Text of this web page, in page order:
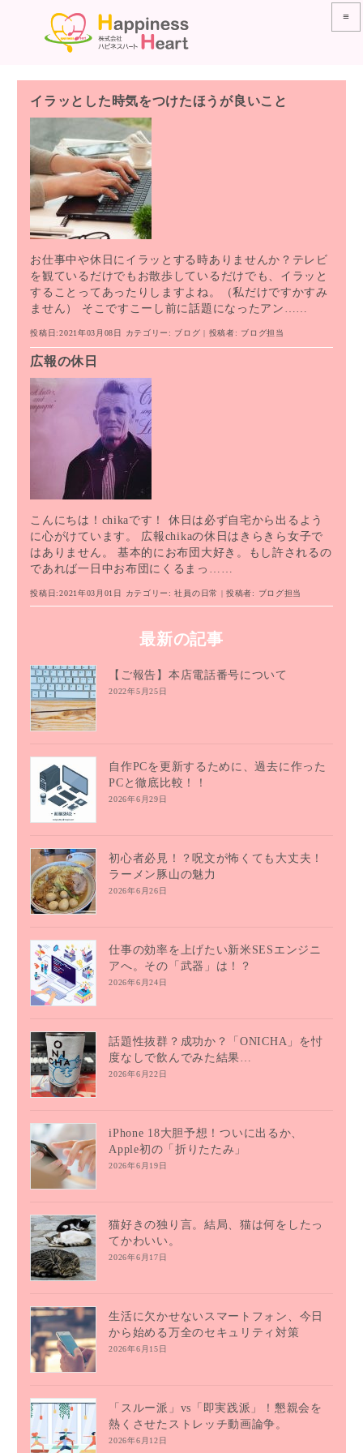
≡
イラッとした時気をつけたほうが良いこと
お仕事中や休日にイラッとする時ありませんか？テレビ
を観ているだけでもお散歩しているだけでも、イラッと
することってあったりしますよね。（私だけですかすみ
ません） そこですこーし前に話題になったアン……
投稿日:2021年03月08日 カテゴリー: ブログ | 投稿者: ブログ担当
広報の休日
こんにちは！chikaです！ 休日は必ず自宅から出るよう
に心がけています。 広報chikaの休日はきらきら女子で
はありません。 基本的にお布団大好き。もし許されるの
であれば一日中お布団にくるまっ……
投稿日:2021年03月01日 カテゴリー:社員の日常 | 投稿者: ブログ担当
最新の記事
【ご報告】本店電話番号について
2022年5月25日
自作PCを更新するために、過去に作った
PCと徹底比較！！
2026年6月29日
初心者必見！？呪文が怖くても大丈夫！
ラーメン豚山の魅力
2026年6月26日
仕事の効率を上げたい新米SESエンジニ
アへ。その「武器」は！？
2026年6月24日
話題性抜群？成功か？「ONICHA」を忖
度なしで飲んでみた結果…
2026年6月22日
iPhone 18大胆予想！ついに出るか、
Apple初の「折りたたみ」
2026年6月19日
猫好きの独り言。結局、猫は何をしたっ
てかわいい。
2026年6月17日
生活に欠かせないスマートフォン、今日
から始める万全のセキュリティ対策
2026年6月15日
「スルー派」vs「即実践派」！懇親会を
熱くさせたストレッチ動画論争。
2026年6月12日